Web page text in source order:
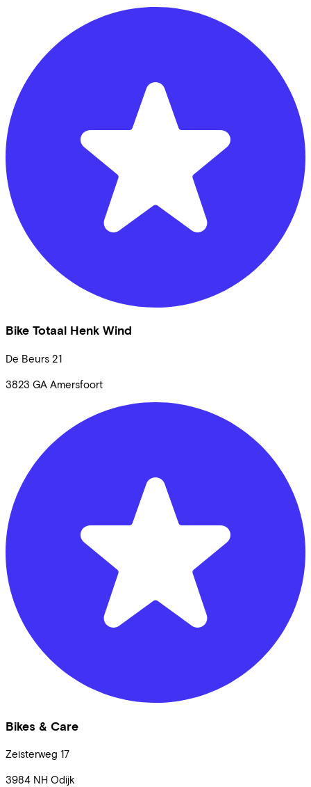
Bike Totaal Henk Wind
De Beurs 21
3823 GA Amersfoort
Bikes & Care
Zeisterweg 17
3984 NH Odijk